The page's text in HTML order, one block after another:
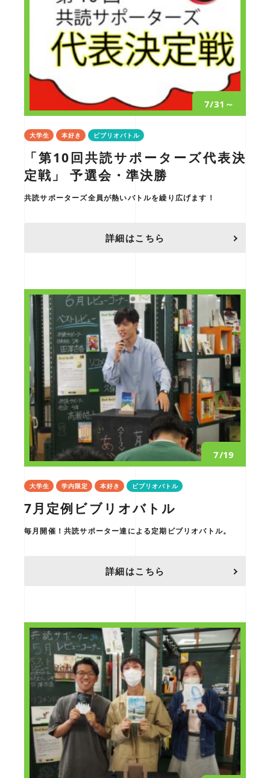
7/31～
大学生 本好き ビブリオバトル
「第10回共読サポーターズ代表決
定戦」 予選会・準決勝
共読サポーターズ全員が熱いバトルを繰り広げます！
詳細はこちら
7/19
大学生 学内限定 本好き ビブリオバトル
7月定例ビブリオバトル
毎月開催！共読サポーター達による定期ビブリオバトル。
詳細はこちら